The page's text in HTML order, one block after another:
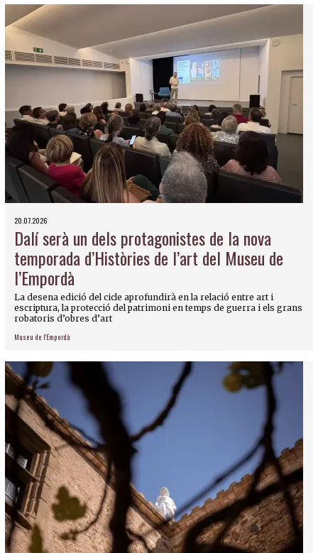
20.07.2026
Dalí serà un dels protagonistes de la nova
temporada d’Històries de l’art del Museu de
l’Empordà
La desena edició del cicle aprofundirà en la relació entre art i
escriptura, la protecció del patrimoni en temps de guerra i els grans
robatoris d’obres d’art
Museu de l'Empordà